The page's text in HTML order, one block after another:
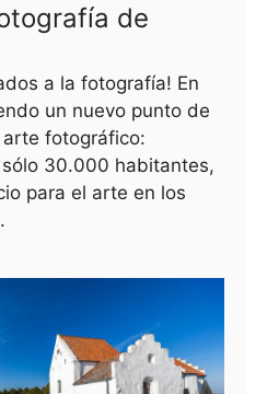
de
a la fotografía! En
un nuevo punto de
fotográfico:
30.000 habitantes,
para el arte en los